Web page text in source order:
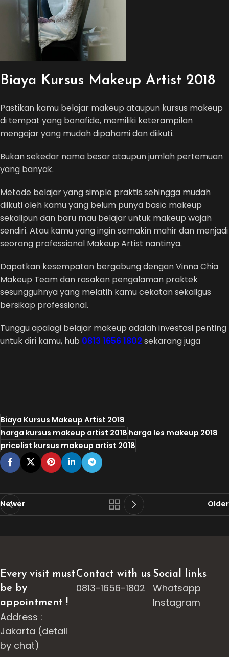
Biaya Kursus Makeup Artist 2018
Pastikan kamu belajar makeup ataupun kursus makeup
di tempat yang bonafide, memiliki keterampilan
mengajar yang mudah dipahami dan diikuti.
Bukan sekedar nama besar ataupun jumlah pertemuan
yang banyak.
Metode belajar yang simple praktis sehingga mudah
diikuti oleh kamu yang belum punya basic makeup
sekalipun dan baru mau belajar untuk makeup wajah
sendiri. Atau kamu yang ingin semakin mahir dan menjadi
seorang professional Makeup Artist nantinya.
Dapatkan kesempatan bergabung dengan Vinna Chia
Makeup Team dan rasakan pengalaman praktek
sesungguhnya yang melatih kamu cekatan sekaligus
bersikap professional.
Tunggu apalagi belajar makeup adalah investasi penting
untuk diri kamu, hub 0813 1656 1802 sekarang juga
Biaya Kursus Makeup Artist 2018
harga kursus makeup artist 2018harga les makeup 2018
pricelist kursus makeup artist 2018
Newer Older
Every visit must
be by
appointment !
Address :
Jakarta (detail
by chat)
Contact with us
0813-1656-1802
Social links
Whatsapp
Instagram